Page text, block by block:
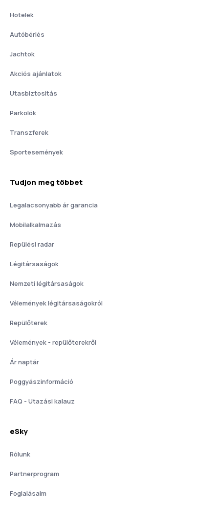
Hotelek
Autóbérlés
Jachtok
Akciós ajánlatok
Utasbiztositás
Parkolók
Transzferek
Sportesemények
Tudjon meg többet
Legalacsonyabb ár garancia
Mobilalkalmazás
Repülési radar
Légitársaságok
Nemzeti légitársaságok
Vélemények légitársaságokról
Repülőterek
Vélemények - repülőterekről
Ár naptár
Poggyászinformáció
FAQ - Utazási kalauz
eSky
Rólunk
Partnerprogram
Foglalásaim